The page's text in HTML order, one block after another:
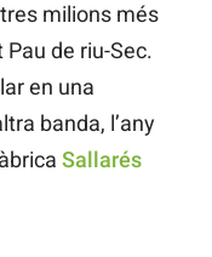
milions més
de riu-Sec.
en una
banda, l’any
Sallarés